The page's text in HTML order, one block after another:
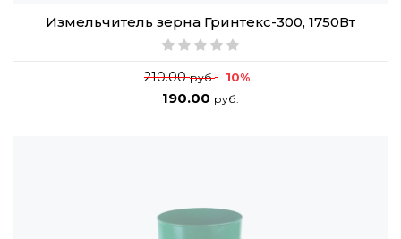
Измельчитель зерна Гринтекс-300, 1750Вт
210.00руб. 10%
190.00 руб.